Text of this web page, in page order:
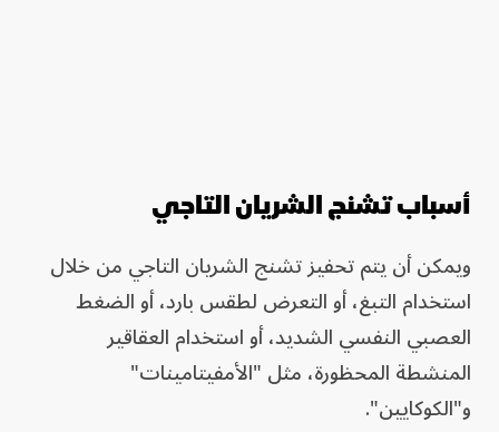
أسباب تشنج الشريان التاجي
ويمكن أن يتم تحفيز تشنج الشريان التاجي من خلال
استخدام التبغ، أو التعرض لطقس بارد، أو الضغط
العصبي النفسي الشديد، أو استخدام العقاقير
المنشطة المحظورة، مثل "الأمفيتامينات"
و"الكوكايين".